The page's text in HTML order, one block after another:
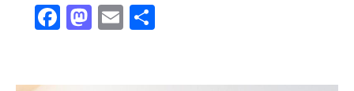
Facebook
Mastodon
Email